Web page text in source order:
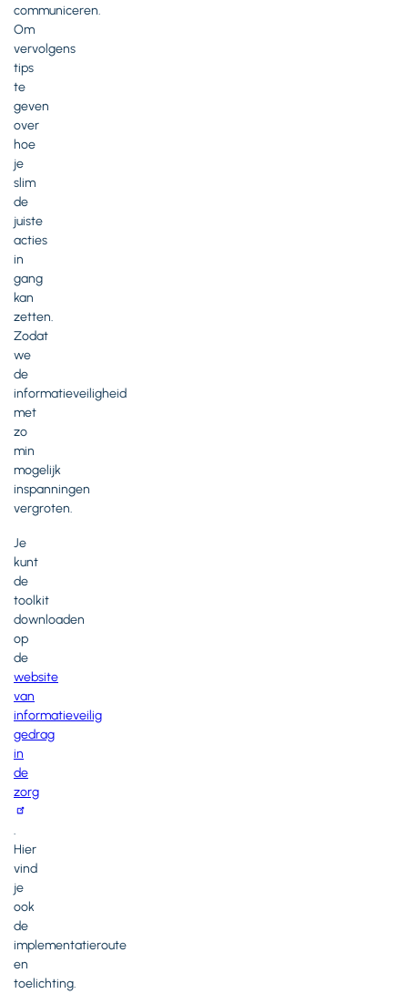
communiceren.
Om
vervolgens
tips
te
geven
over
hoe
je
slim
de
juiste
acties
in
gang
kan
zetten.
Zodat
we
de
informatieveiligheid
met
zo
min
mogelijk
inspanningen
vergroten.
Je
kunt
de
toolkit
downloaden
op
de
website
van
informatieveilig
gedrag
in
de
zorg
.
Hier
vind
je
ook
de
implementatieroute
en
toelichting.